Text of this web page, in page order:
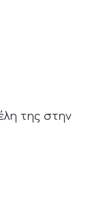
της στην